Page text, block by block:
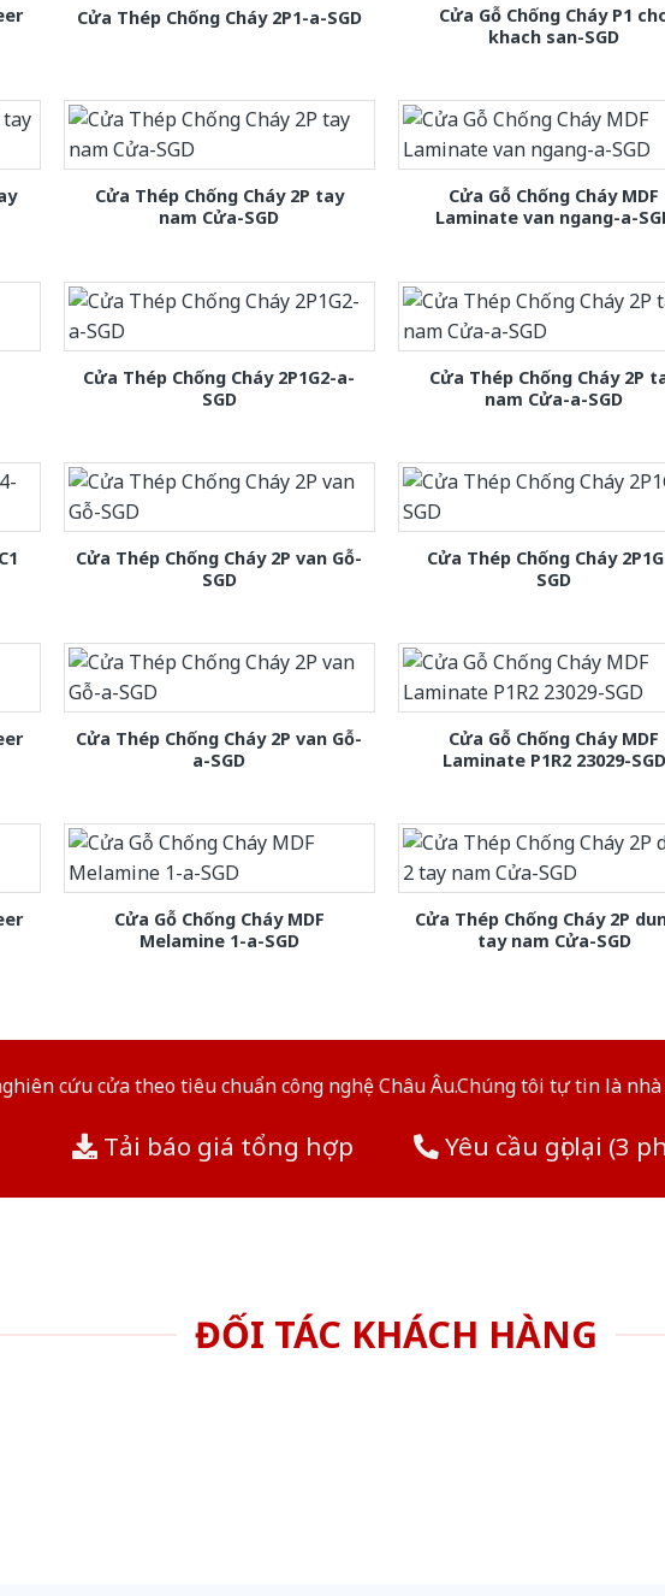
Cửa Thép Chống Cháy 2P1-a-SGD
Cửa Gỗ Chống Cháy P1
khach san-SGD
Cửa Thép Chống Cháy 2P tay
nam Cửa-SGD
Cửa Gỗ Chống Cháy MDF
Laminate van ngang-a-
Cửa Thép Chống Cháy 2P1G2-a-
SGD
Cửa Thép Chống Cháy 2P
nam Cửa-a-SGD
Cửa Thép Chống Cháy 2P van Gỗ-
SGD
Cửa Thép Chống Cháy
SGD
Cửa Thép Chống Cháy 2P van Gỗ-
a-SGD
Cửa Gỗ Chống Cháy MDF
Laminate P1R2 23029-SGD
Cửa Gỗ Chống Cháy MDF
Melamine 1-a-SGD
Cửa Thép Chống Cháy 2P
tay nam Cửa-SGD
cứu cửa theo tiêu chuẩn công nghệ Châu Âu.Chúng tôi tự tin là
Tải báo giá tổng hợp Yêu cầu gọi lại (3
ĐỐI TÁC KHÁCH HÀNG